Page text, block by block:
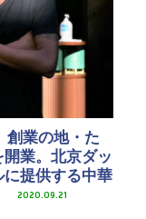
創業の地・た
業。北京ダッ
提供する中華
2020.09.21